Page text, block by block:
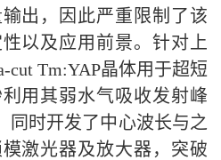
出，因此严重限制了该
以及应用前景。针对上
cut Tm:YAP晶体用于超短
用其弱水气吸收发射峰
同时开发了中心波长与之
激光器及放大器，突破